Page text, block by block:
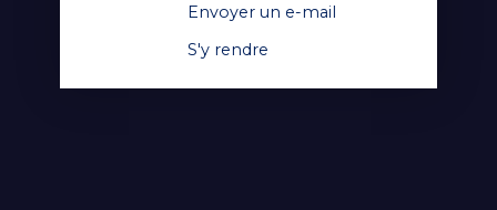
Envoyer un e-mail
S'y rendre